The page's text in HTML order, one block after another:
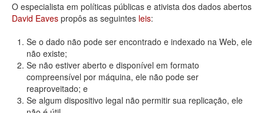
O especialista em políticas públicas e ativista dos dados abertos
David Eaves propôs as seguintes leis:
Se o dado não pode ser encontrado e indexado na Web, ele
não existe;
Se não estiver aberto e disponível em formato
compreensível por máquina, ele não pode ser
reaproveitado; e
Se algum dispositivo legal não permitir sua replicação, ele